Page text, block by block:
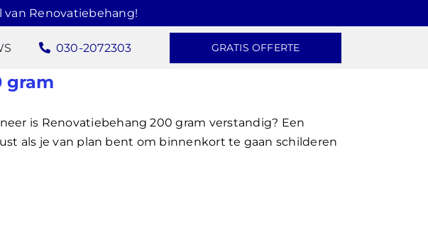
Renovatiebehang!
030-2072303 GRATIS OFFERTE
gram
is Renovatiebehang 200 gram verstandig? Een
als je van plan bent om binnenkort te gaan schilderen